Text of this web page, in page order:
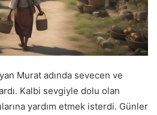
Murat adında sevecen ve
Kalbi sevgiyle dolu olan
yardım etmek isterdi. Günler